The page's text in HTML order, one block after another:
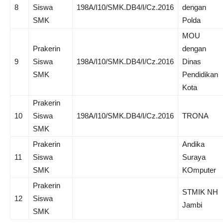
8
Siswa
SMK
198A/I10/SMK.DB4/I/Cz.2016
dengan
Polda
9
Prakerin
Siswa
SMK
198A/I10/SMK.DB4/I/Cz.2016
MOU
dengan
Dinas
Pendidikan
Kota
10
Prakerin
Siswa
SMK
198A/I10/SMK.DB4/I/Cz.2016 TRONA
11
Prakerin
Siswa
SMK
Andika
Suraya
KOmputer
12
Prakerin
Siswa
SMK
STMIK NH
Jambi